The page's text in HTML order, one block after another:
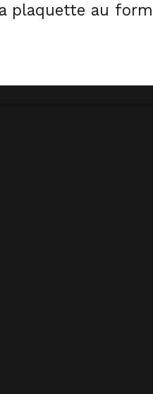
plaquette au